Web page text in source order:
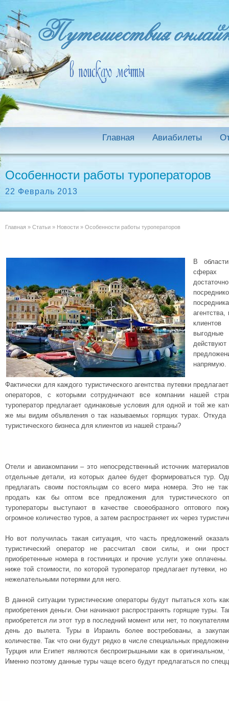
Главная Авиабилеты
Особенности работы туроператоров
22 Февраль 2013
Главная » Статьи » Новости » Особенности работы туроператоров
В
сферах
напрямую.
Фактически для каждого туристического агентства путевки
операторов, с которыми сотрудничают все компании нашей
туроператор предлагает одинаковые условия для одной и той же
же мы видим объявления о так называемых горящих турах. Откуда
туристического бизнеса для клиентов из нашей страны?
Отели и авиакомпании – это непосредственный источник
отдельные детали, из которых далее будет формироваться тур.
предлагать своим постояльцам со всего мира номера. Это не
продать как бы оптом все предложения для туристического
туроператоры выступают в качестве своеобразного оптового
огромное количество туров, а затем распространяет их через
Но вот получилась такая ситуация, что часть предложений
туристический оператор не рассчитал свои силы, и они
приобретенные номера в гостиницах и прочие услуги уже
ниже той стоимости, по которой туроператор предлагает путевки,
нежелательными потерями для него.
В данной ситуации туристические операторы будут пытаться хоть
приобретения деньги. Они начинают распространять горящие туры.
приобретется ли этот тур в последний момент или нет, то
день до вылета. Туры в Израиль более востребованы, а
количестве. Так что они будут редко в числе специальных
Турция или Египет являются беспроигрышными как в оригинальном,
Именно поэтому данные туры чаще всего будут предлагаться по